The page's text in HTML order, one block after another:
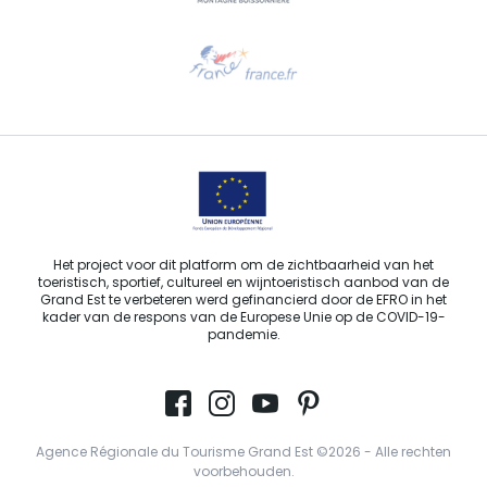
Stuur ons een e-mail
Het project voor dit platform om de zichtbaarheid van het
toeristisch, sportief, cultureel en wijntoeristisch aanbod van de
Grand Est te verbeteren werd gefinancierd door de EFRO in het
kader van de respons van de Europese Unie op de COVID-19-
pandemie.
Agence Régionale du Tourisme Grand Est ©2026 - Alle rechten
voorbehouden.